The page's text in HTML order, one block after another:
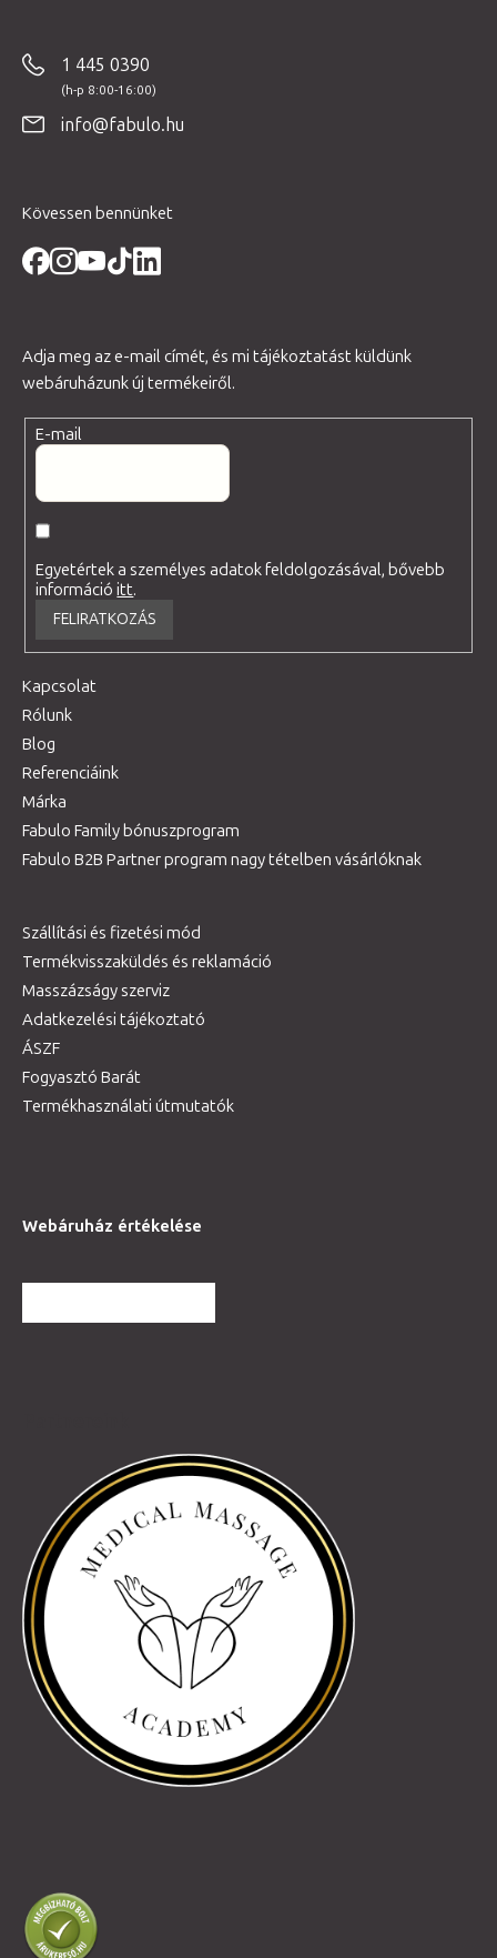
1 445 0390
info@fabulo.hu
Kövessen bennünket
Adja meg az e-mail címét, és mi tájékoztatást küldünk
webáruházunk új termékeiről.
E-mail
Egyetértek a személyes adatok feldolgozásával, bővebb
információitt.
FELIRATKOZÁS
Kapcsolat
Rólunk
Blog
Referenciáink
Márka
Fabulo Family bónuszprogram
Fabulo B2B Partner program nagy tételben vásárlóknak
Szállítási és fizetési mód
Termékvisszaküldés és reklamáció
Masszázságy szerviz
Adatkezelési tájékoztató
ÁSZF
Fogyasztó Barát
Termékhasználati útmutatók
Webáruház értékelése